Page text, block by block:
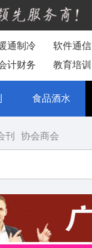
通制冷 软件通信
计财务 教育培训
食品酒水
刊 协会商会